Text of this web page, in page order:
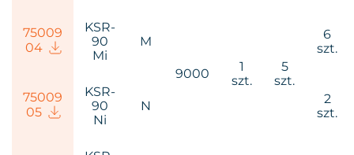
9000
1
szt.
5
szt.
75009
04
KSR-
90
Mi
M
6
szt.
75009
05
KSR-
90
Ni
N
2
szt.